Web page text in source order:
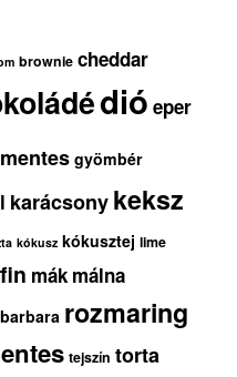
brownie cheddar
dió eper
gyömbér
karácsonykeksz
kókusz kókusztej lime
mák málna
rozmaring
tejszín torta